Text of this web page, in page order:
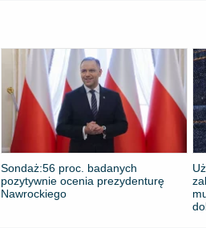
​Sondaż:56 proc. badanych
pozytywnie ocenia prezydenturę
Nawrockiego